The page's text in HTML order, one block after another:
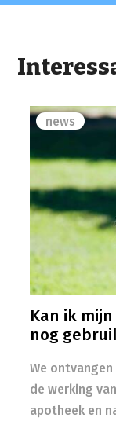
news
Kan ik
nog
We
de werking
apotheek en